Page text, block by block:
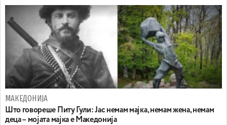
МАКЕДОНИЈА
Што говореше Питу Гули: Јас немам мајка, немам жена, немам
деца – мојата мајка е Македонија